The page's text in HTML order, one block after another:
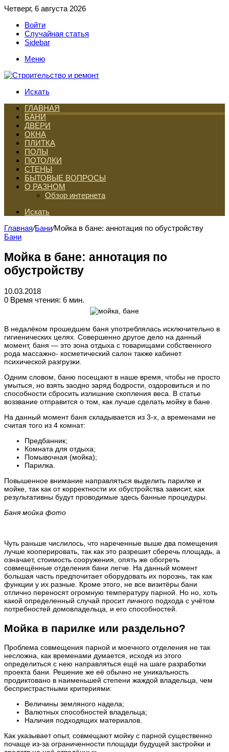
Четверг, 6 августа 2026
Войти
Случайная статья
Sidebar
Меню
Искать
ГЛАВНАЯ
БАНИ
ДВЕРИ
ОКНА
ПЛИТКА
ПОЛЫ
ПОТОЛКИ
СТЕНЫ
БЫТОВЫЕ ВОПРОСЫ
О РАЗНОМ
Обзор интернета
Искать
Главная/Бани/Мойка в бане: аннотация по обустройству
Бани
Мойка в бане: аннотация по
обустройству
10.03.2018
0 Время чтения: 6 мин.
В недалёком прошедшем баня употреблялась исключительно в
гигиенических целях. Совершенно другое дело на данный
момент, баня — это зона отдыха с товарищами собственного
рода массажно- косметический салон также кабинет
психической разгрузки.
Одним словом, баню посещают в наше время, чтобы не просто
умыться, но взять заодно заряд бодрости, оздоровиться и по
способности сбросить излишние скопления веса. В статье
воззвание отправится о том, как лучше сделать мойку в бане.
На данный момент баня складывается из 3-х, а временами не
считая того из 4 комнат:
Предбанник;
Комната для отдыха;
Помывочная (мойка);
Парилка.
Повышенное внимание направляться выделить парилке и
мойке, так как от корректности их обустройства зависит, как
результативны будут проводимые здесь банные процедуры.
Баня мойка фото
Чуть раньше числилось, что нареченные выше два помещения
лучше кооперировать, так как это разрешит сберечь площадь, а
означает, стоимость сооружения, опять же обогреть
совмещённые отделения бани легче. На данный момент
большая часть предпочитает оборудовать их порознь, так как
функции у их разные. Кроме этого, не все визитёры бани
отлично переносят огромную температуру парной. Но но, хоть
какой определенный случай просит личного подхода с учётом
потребностей домовладельца, и его способностей.
Мойка в парилке или раздельно?
Проблема совмещения парной и моечного отделения не так
несложна, как временами думается, исходя из этого
определиться с нею направляться ещё на шаге разработки
проекта бани. Решение же её обычно не уникальность
продиктовано в наименьшей степени жаждой владельца, чем
беспристрастными критериями:
Величины земляного надела;
Валютных способностей владельца;
Наличия подходящих материалов.
Как указывает опыт, совмещают мойку с парной существенно
почаще из-за ограниченности площади будущей застройки и